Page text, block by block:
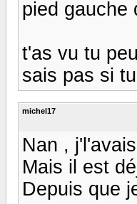
pied gauche
t'as vu tu
sais pas si
michel17
Nan ,
Mais il est
Depuis que